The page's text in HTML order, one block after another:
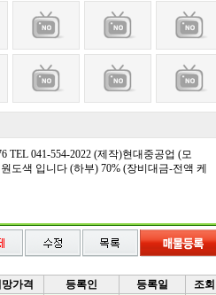
TEL 041-554-2022 (제작)현대중공업 (모
도색 입니다 (하부) 70% (장비대금-전액 케
가격 등록인 등록일 조회